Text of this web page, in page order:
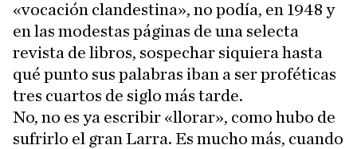
«vocación clandestina», no podía, en 1948 y
en las modestas páginas de una selecta
revista de libros, sospechar siquiera hasta
qué punto sus palabras iban a ser proféticas
tres cuartos de siglo más tarde.
No, no es ya escribir «llorar», como hubo de
sufrirlo el gran Larra. Es mucho más, cuando